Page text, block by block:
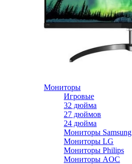
Мониторы
Игровые
32 дюйма
27 дюймов
24 дюйма
Мониторы Samsung
Мониторы LG
Мониторы Philips
Мониторы AOC